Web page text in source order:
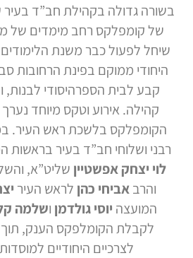
בשורה גדולה בקהילת חב”ד בעיר
של קומפלקס רחב מימדים של
שיחל לפעול כבר משנת
היחודי ממוקם בפינת הרחובות
קבע לבית הספרהיסודי
קהילה. אירוע וטקס מיוחד
הקומפלקס בלשכת ראש העיר.
רבני ושלוחי חב”ד בעיר
לוי יצחק אפשטיין שליט”א,
והרבאביחי כהן לראש העיר
המועצה יוסי גולדמן ושלמה
לקבלת הקומלפקס הענק,
לצרכיים היחודיים